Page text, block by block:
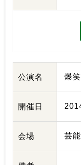
公演名 爆
開催日
会場 芸